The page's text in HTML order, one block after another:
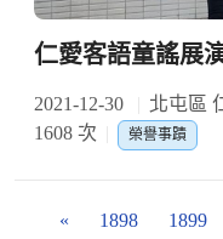
仁愛客語童謠展
2021-12-30 北屯區
1608 次
榮譽事蹟
« 1898 1899